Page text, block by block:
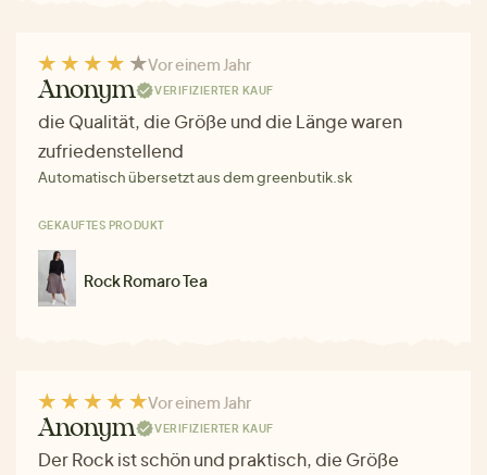
Vor einem Jahr
Anonym VERIFIZIERTER KAUF
die Qualität, die Größe und die Länge waren
zufriedenstellend
Automatisch übersetzt aus dem greenbutik.sk
GEKAUFTES PRODUKT
Rock Romaro Tea
Vor einem Jahr
Anonym VERIFIZIERTER KAUF
Der Rock ist schön und praktisch, die Größe